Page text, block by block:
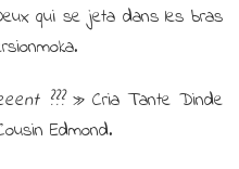
qui se jeta dans les bras
???» Cria Tante Dinde
Edmond.